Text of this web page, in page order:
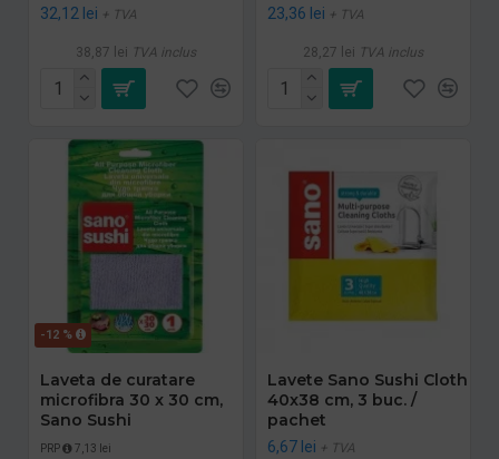
32,12 lei + TVA
38,87 lei TVA inclus
23,36 lei + TVA
28,27 lei TVA inclus
-12 %
Laveta de curatare
microfibra 30 x 30 cm,
Sano Sushi
PRP 7,13 lei
Lavete Sano Sushi Cloth
40x38 cm, 3 buc. /
pachet
6,67 lei + TVA